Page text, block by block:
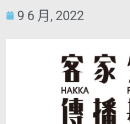
9 6 月, 2022